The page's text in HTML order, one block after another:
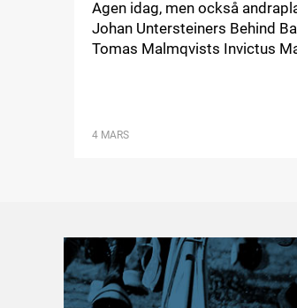
Agen idag, men också
Johan Untersteiners Behind
Tomas Malmqvists Invictus
4 MARS